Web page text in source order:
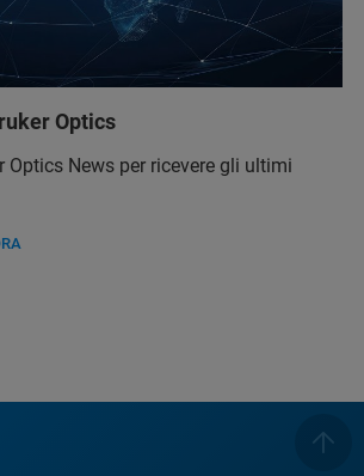
Optics
Optics News per ricevere gli ultimi